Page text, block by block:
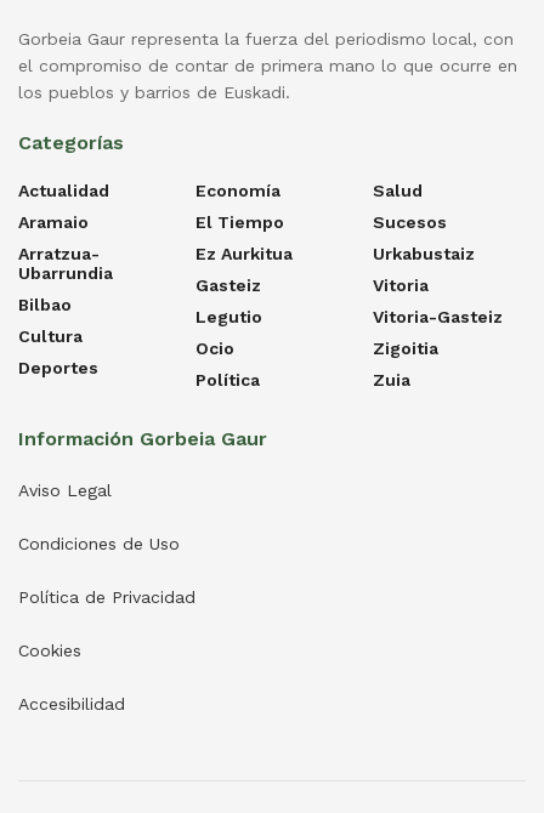
Gorbeia Gaur representa la fuerza del periodismo local, con
el compromiso de contar de primera mano lo que ocurre en
los pueblos y barrios de Euskadi.
Categorías
Actualidad
Aramaio
Arratzua-
Ubarrundia
Bilbao
Cultura
Deportes
Economía
El Tiempo
Ez Aurkitua
Gasteiz
Legutio
Ocio
Política
Salud
Sucesos
Urkabustaiz
Vitoria
Vitoria-Gasteiz
Zigoitia
Zuia
Información Gorbeia Gaur
Aviso Legal
Condiciones de Uso
Política de Privacidad
Cookies
Accesibilidad